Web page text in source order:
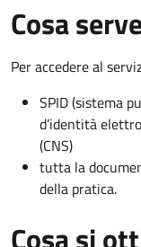
Cosa
Per accedere al
SPID (sistema
d’identità
(CNS)
tutta la
della pratica.